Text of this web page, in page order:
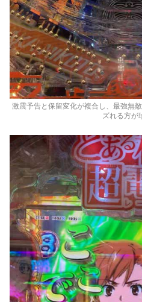
激震予告と保留変化が複合し、最強無
ズれる方が